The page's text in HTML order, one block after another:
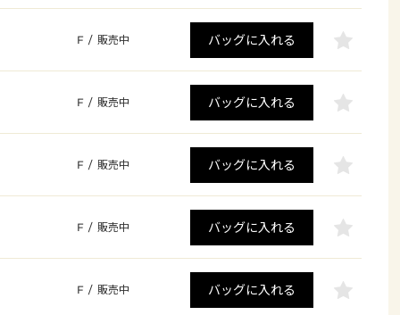
F / 販売中 バッグに入れる
F / 販売中 バッグに入れる
F / 販売中 バッグに入れる
F / 販売中 バッグに入れる
F / 販売中 バッグに入れる